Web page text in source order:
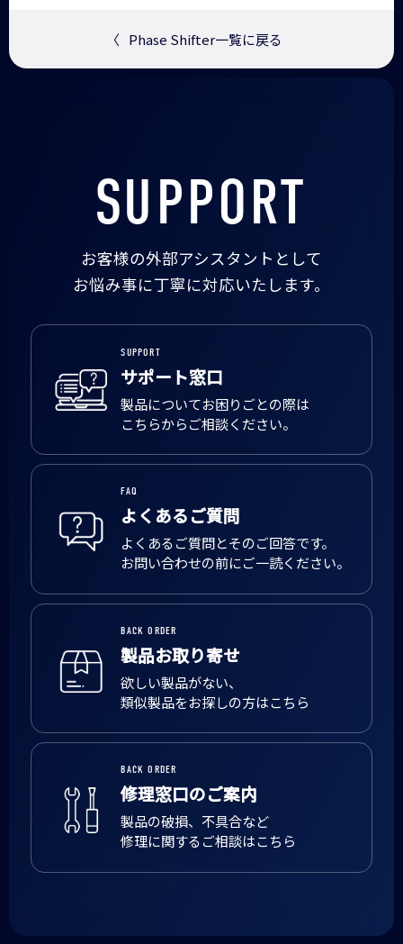
〈 Phase Shifter一覧に戻る
SUPPORT
お客様の外部アシスタントとして
お悩み事に丁寧に対応いたします。
SUPPORT
サポート窓口
製品についてお困りごとの際は
こちらからご相談ください。
FAQ
よくあるご質問
よくあるご質問とそのご回答です。
お問い合わせの前にご一読ください。
BACK ORDER
製品お取り寄せ
欲しい製品がない、
類似製品をお探しの方はこちら
BACK ORDER
修理窓口のご案内
製品の破損、不具合など
修理に関するご相談はこちら